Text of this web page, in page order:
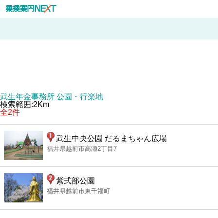
武生年金事務所 公園・行楽地
検索範囲:2Km
全2件
武生中央公園 だるまちゃん広場
福井県越前市高瀬2丁目7
紫式部公園
福井県越前市東千福町